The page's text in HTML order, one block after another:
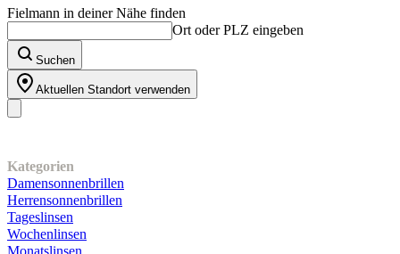
Fielmann in deiner Nähe finden
Ort oder PLZ eingeben
Suchen
Aktuellen Standort verwenden
Kategorien
Damensonnenbrillen
Herrensonnenbrillen
Tageslinsen
Wochenlinsen
Monatslinsen